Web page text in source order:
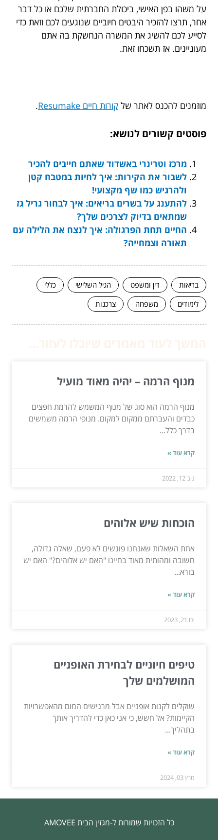
על משהו בפן האישי, ביכולת החברתית שלכם או כל דבר
אחר, תרצו להזכיר היבטים חיוביים שנוגעים לכם וזאת כדי
לסייע לכם להשיג את המשרה הנחשקת בה אתם
מעוניינים. אז תשכחו זאת.
מוזמנים להכנס לאתר של קורות חיים Resumake .
פוסטים קשורים לנושא:
מרכז וטרינרי באשדוד שאתם חייבים להכיר
לשבור את הקירות: איך לחיות במטבח קטן
ולהרגיש כמו שף מקצועי!
להתענג על בשרים בריאים: איך לבחור גריל גז
שמתאים בדיוק לצרכים שלך?
החיים תחת הפרגולה: איך לנצח את הלילה עם
תאורה וצמחייה?
בריאות דין ומשפט הגיל השלישי
כללי
לימודים
משפחה צרכנות
מנוף הרמה – יהיה מאוד מועיל
מנוף הרמה הוא סוג של מנוף המשמש להרמת חפצים
כבדים והעברתם ממקום למקום. מנופי הרמה משמשים
בדרך כלל...
קרא עוד »
נוב 12, 2022
הוכחות שיש אלוהים
אחת השאלות שאנחנו פוגשים לא פעם, שאלה גדולה,
חשובה ומהותית מאוד בחיינו "האם יש אלוהים?" האם יש
בורא...
קרא עוד »
ינו 21, 2023
טיפים חיוניים לבחירת האופניים
המושלמים שלך
שוקלים לקנות אופניים אבל מרגישים המום מהאפשרויות
הקיימות? אל חשש, כי אני כאן כדי להדריך אותך
בתהליך...
קרא עוד »
מרץ 03, 2024
כל הזכויות שמורות ל-מגזין הבית AMOVEE